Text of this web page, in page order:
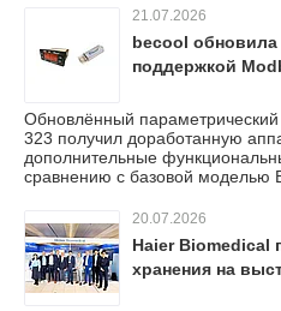
21.07.2026
becool обновила
поддержкой
Обновлённый
323 получил доработанную
дополнительные
сравнению с базовой моделью
20.07.2026
Haier Biomedical
хранения на